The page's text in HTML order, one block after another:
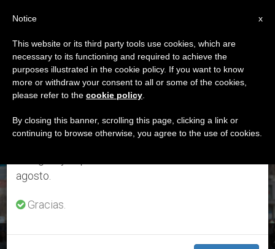
ETIQUETA
Posts Tagged ‘Richard
Maher’
ÚLTIMAS NOTICIAS
×
Aviso importante
Del 27 de julio al 7 de agosto haremos la pausa
anual, aprovechando que en el periodo de verano
se generan menos informaciones y también el
agosto.
Gracias.
x
Notice
This website or its third party tools use cookies, which are
necessary to its functioning and required to achieve the
purposes illustrated in the cookie policy. If you want to know
more or withdraw your consent to all or some of the cookies,
please refer to the cookie policy
By closing this banner, scrolling this page, clicking a link or
continuing to browse otherwise, you agree to the use of cookies.